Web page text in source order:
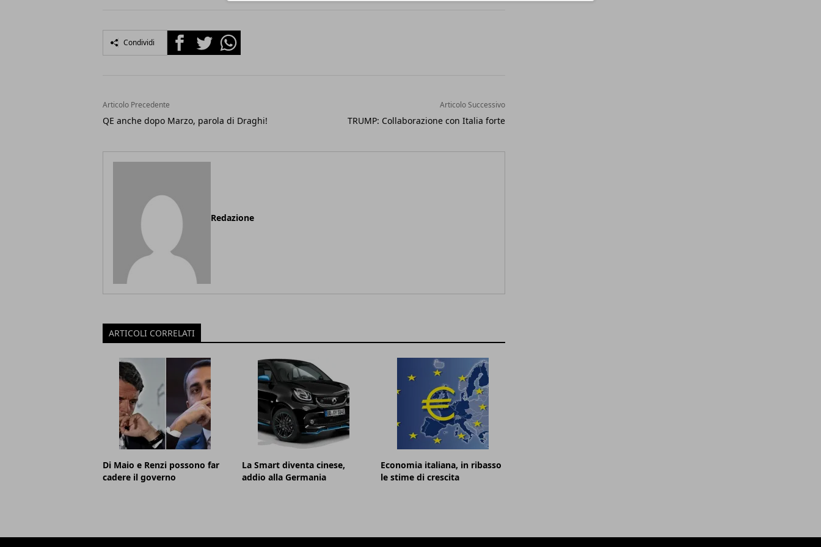
Condividi FacebookTwitterWhatsapp
Articolo Precedente
QE anche dopo Marzo, parola di Draghi!
Articolo Successivo
TRUMP: Collaborazione con Italia forte
Redazione
ARTICOLI CORRELATI
Di Maio e Renzi possono far
cadere il governo
La Smart diventa cinese,
addio alla Germania
Economia italiana, in ribasso
le stime di crescita